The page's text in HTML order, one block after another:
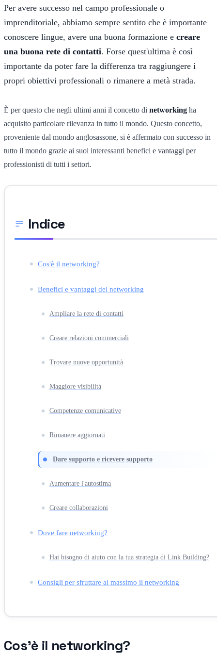
Per avere successo nel campo professionale o
imprenditoriale, abbiamo sempre sentito che è importante
conoscere lingue, avere una buona formazione e creare
una buona rete di contatti. Forse quest'ultima è così
importante da poter fare la differenza tra raggiungere i
propri obiettivi professionali o rimanere a metà strada.
È per questo che negli ultimi anni il concetto di networking ha
acquisito particolare rilevanza in tutto il mondo. Questo concetto,
proveniente dal mondo anglosassone, si è affermato con successo in
tutto il mondo grazie ai suoi interessanti benefici e vantaggi per
professionisti di tutti i settori.
Indice
Cos'è il networking?
Benefici e vantaggi del networking
Ampliare la rete di contatti
Creare relazioni commerciali
Trovare nuove opportunità
Maggiore visibilità
Competenze comunicative
Rimanere aggiornati
Dare supporto e ricevere supporto
Aumentare l'autostima
Creare collaborazioni
Dove fare networking?
Hai bisogno di aiuto con la tua strategia di Link Building?
Consigli per sfruttare al massimo il networking
Cos'è il networking?